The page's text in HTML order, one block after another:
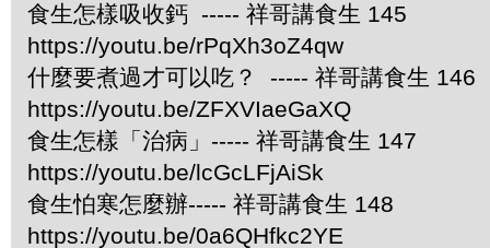
食生怎樣吸收鈣 ----- 祥哥講食生 145
https://youtu.be/rPqXh3oZ4qw
什麼要煮過才可以吃？ ----- 祥哥講食生 146
https://youtu.be/ZFXVIaeGaXQ
食生怎樣「治病」----- 祥哥講食生 147
https://youtu.be/lcGcLFjAiSk
食生怕寒怎麼辦----- 祥哥講食生 148
https://youtu.be/0a6QHfkc2YE